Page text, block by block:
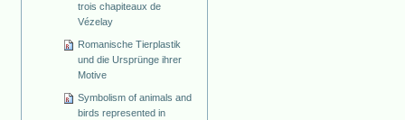
trois chapiteaux de
Vézelay
Romanische Tierplastik
und die Ursprünge ihrer
Motive
Symbolism of animals and
birds represented in